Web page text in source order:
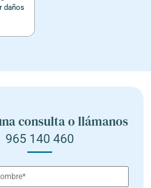
daños
consulta o llámanos
965 140 460